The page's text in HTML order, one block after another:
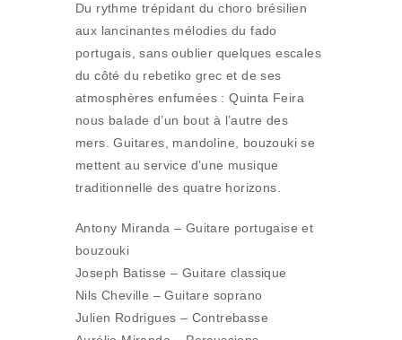
Du rythme trépidant du choro brésilien
aux lancinantes mélodies du fado
portugais, sans oublier quelques escales
du côté du rebetiko grec et de ses
atmosphères enfumées : Quinta Feira
nous balade d’un bout à l’autre des
mers. Guitares, mandoline, bouzouki se
mettent au service d’une musique
traditionnelle des quatre horizons.
Antony Miranda – Guitare portugaise et
bouzouki
Joseph Batisse – Guitare classique
Nils Cheville – Guitare soprano
Julien Rodrigues – Contrebasse